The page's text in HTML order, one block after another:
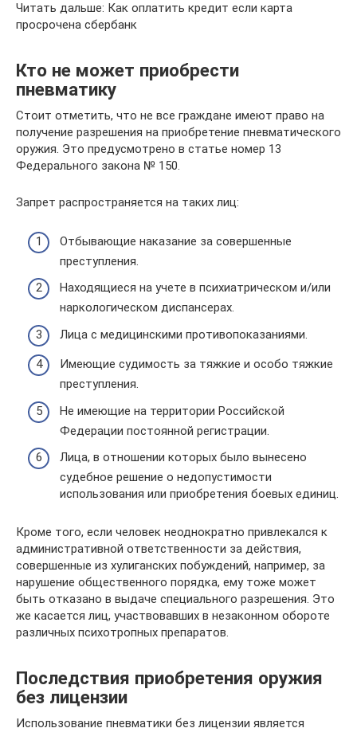
Читать дальше: Как оплатить кредит если карта
просрочена сбербанк
Кто не может приобрести
пневматику
Стоит отметить, что не все граждане имеют право на
получение разрешения на приобретение пневматического
оружия. Это предусмотрено в статье номер 13
Федерального закона № 150.
Запрет распространяется на таких лиц:
Отбывающие наказание за совершенные
преступления.
Находящиеся на учете в психиатрическом и/или
наркологическом диспансерах.
Лица с медицинскими противопоказаниями.
Имеющие судимость за тяжкие и особо тяжкие
преступления.
Не имеющие на территории Российской
Федерации постоянной регистрации.
Лица, в отношении которых было вынесено
судебное решение о недопустимости
использования или приобретения боевых единиц.
Кроме того, если человек неоднократно привлекался к
административной ответственности за действия,
совершенные из хулиганских побуждений, например, за
нарушение общественного порядка, ему тоже может
быть отказано в выдаче специального разрешения. Это
же касается лиц, участвовавших в незаконном обороте
различных психотропных препаратов.
Последствия приобретения оружия
без лицензии
Использование пневматики без лицензии является